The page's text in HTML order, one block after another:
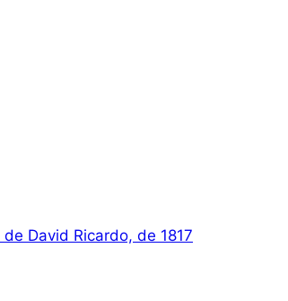
David Ricardo, de 1817